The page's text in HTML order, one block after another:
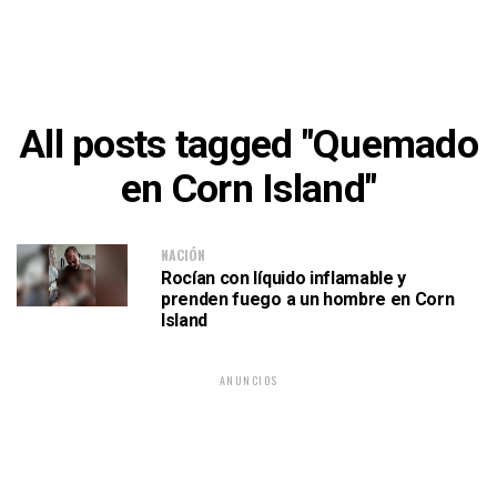
All posts tagged "Quemado
en Corn Island"
NACIÓN
Rocían con líquido inflamable y
prenden fuego a un hombre en Corn
Island
ANUNCIOS